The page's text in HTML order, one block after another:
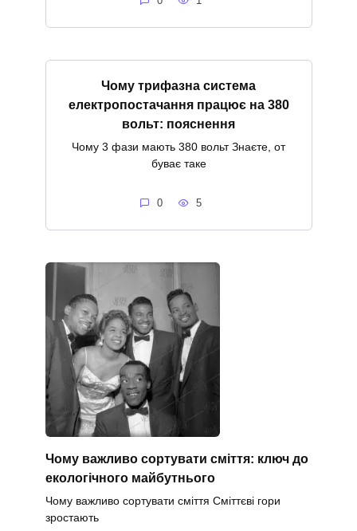
Чому трифазна система
електропостачання працює на 380
вольт: пояснення
Чому 3 фази мають 380 вольт Знаєте, от
буває таке
0 5
Чому важливо сортувати сміття: ключ до
екологічного майбутнього
Чому важливо сортувати сміття Сміттєві гори
зростають